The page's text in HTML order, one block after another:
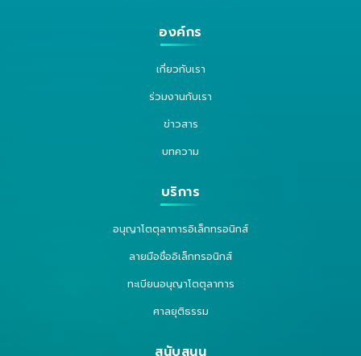
องค์กร
เกี่ยวกับเรา
ร่วมงานกับเรา
ข่าวสาร
บทความ
บริการ
อนุญาโตตุลาการอิเล็กทรอนิกส์
ลายมือชื่ออิเล็กทรอนิกส์
ทะเบียนอนุญาโตตุลาการ
ศาลยุติธรรม
สนับสนุน